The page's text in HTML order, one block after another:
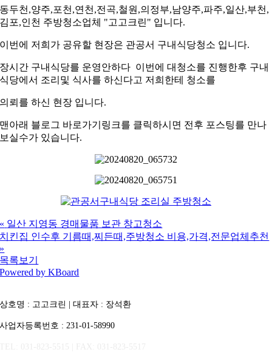
동두천,양주,포천,연천,전곡,철원,의정부,남양주,파주,일산,부천,
김포,인천 주방청소업체 "고고크린" 입니다.
이번에 저희가 공유할 현장은 관공서 구내식당청소 입니다.
장시간 구내식당를 운영안하다 이번에 대청소를 진행한후 구내
식당에서 조리및 식사를 하신다고 저희한테 청소를
의뢰를 하신 현장 입니다.
맨아래 블로그 바로가기링크를 클릭하시면 전후 포스팅를 만나
보실수가 있습니다.
« 일산 지영동 경매물품 보관 창고청소
치킨집 인수후 기름때,찌든때,주방청소 비용,가격,전문업체추천
»
목록보기
Powered by KBoard
상호명 : 고고크린 | 대표자 : 장석환
사업자등록번호 : 231-01-58990